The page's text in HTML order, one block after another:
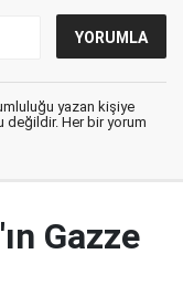
yazan kişiye
değildir. Her bir yorum
Gazze